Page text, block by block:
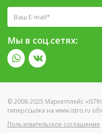
Мы в соц.сетях:
© 2008-2025 Маркетплейс
гиперссылка на www.istro.ru
Пользовательское соглашение